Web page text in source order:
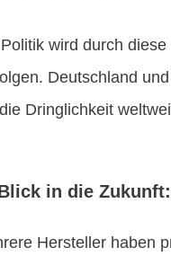
wird durch
Deutschland
Dringlichkeit
in die
Hersteller haben